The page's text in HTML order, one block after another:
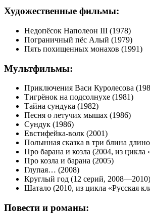
Художественные фильмы:
Недопёсок Наполеон III (1978)
Пограничный пёс Алый (1979)
Пять похищенных монахов (1991)
Мультфильмы:
Приключения Васи Куролесова
Тигрёнок на подсолнухе (1981)
Тайна сундука (1982)
Песня о летучих мышах (1986)
Сундук (1986)
Евстифейка-волк (2001)
Полынная сказка в три блина
Про барана и козла (2004, из цикла
Про козла и барана (2005)
Глупая… (2008)
Круглый год (12 серий, 2008—2010)
Шатало (2010, из цикла «Русская
Повести и романы: